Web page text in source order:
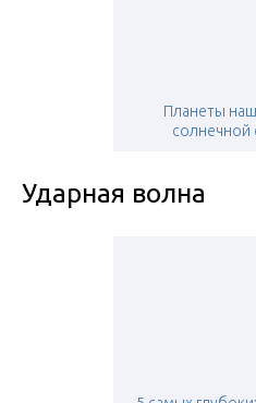
Планеты
солнечной
Ударная волна